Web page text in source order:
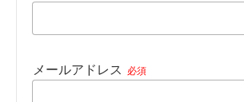
メールアドレス 必須